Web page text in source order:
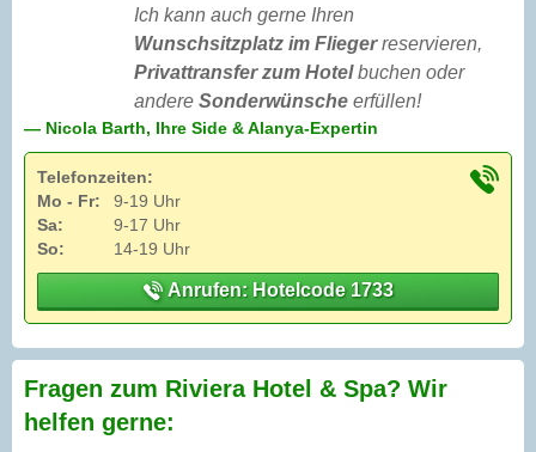
Ich kann auch gerne Ihren
Wunschsitzplatz im Fliegerreservieren,
Privattransfer zum Hotelbuchen oder
andere Sonderwünsche erfüllen!
— Nicola Barth, Ihre Side & Alanya-Expertin
Telefonzeiten:
Mo - Fr:
9-19 Uhr
Sa:
9-17 Uhr
So:
14-19 Uhr
Anrufen: Hotelcode 1733
Fragen zum Riviera Hotel & Spa? Wir
helfen gerne: